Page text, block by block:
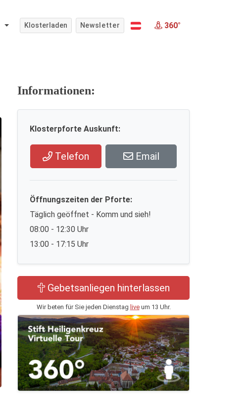
Klosterladen Newsletter 360°
Informationen:
Klosterpforte Auskunft:
Telefon Email
Öffnungszeiten der Pforte:
Täglich geöffnet - Komm und sieh!
08:00 - 12:30 Uhr
13:00 - 17:15 Uhr
Gebetsanliegen hinterlassen
Wir beten für Sie jeden Dienstag liveum 13 Uhr.